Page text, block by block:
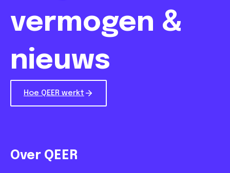
vermogen &
nieuws
Hoe QEER werkt
Over QEER